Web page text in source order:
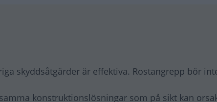
skyddsåtgärder är effektiva. Rostangrepp bör
konstruktionslösningar som på sikt kan